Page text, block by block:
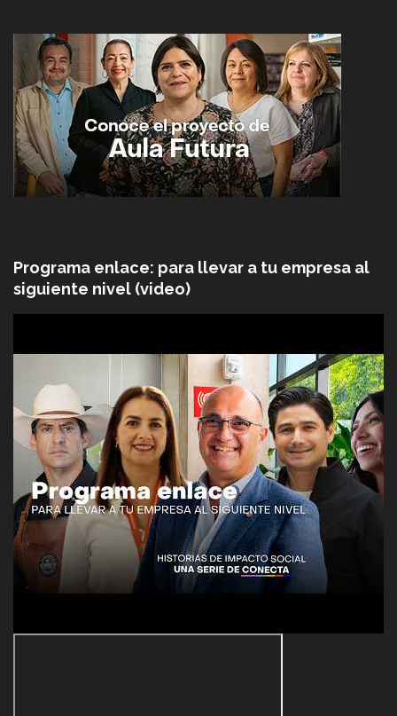
Programa enlace: para llevar a tu empresa al
siguiente nivel (video)